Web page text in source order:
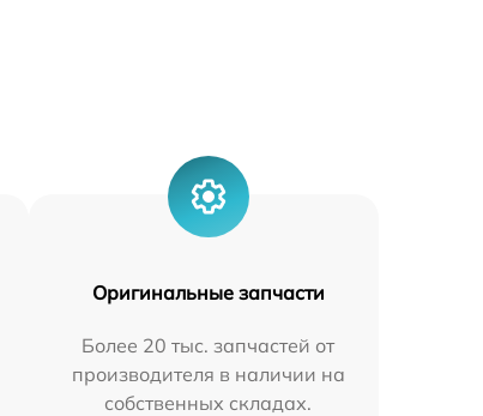
Оригинальные запчасти
Более 20 тыс. запчастей от
производителя в наличии на
собственных складах.